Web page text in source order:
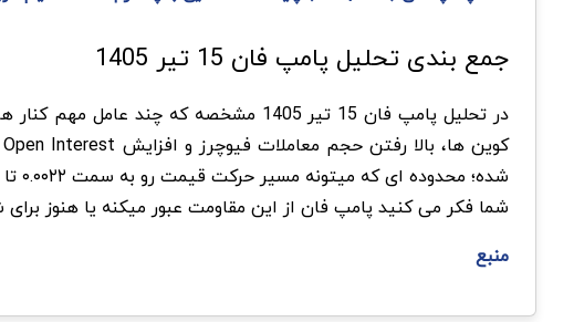
جمع بندی تحلیل پامپ فان 15 تیر 1405
شده؛ محدوده ای که میتونه مسیر حرکت قیمت رو به سمت ۰.۰۰۲۲ تا ۰.۰۰۲۳ دلار باز کنه یا بازار رو وارد یه اصلاح کوتاه مدت کنه.
شما فکر می کنید پامپ فان از این مقاومت عبور میکنه یا هنوز
منبع